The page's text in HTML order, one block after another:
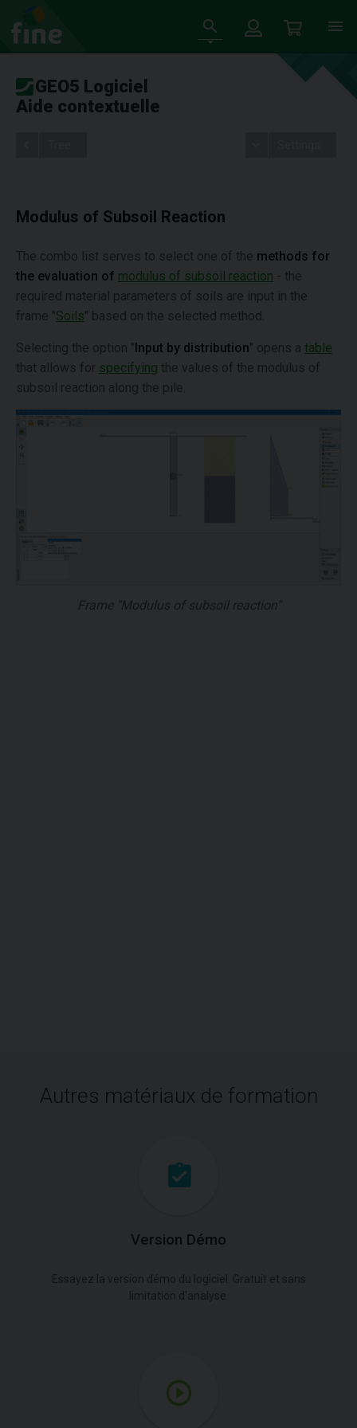
GEO5 Logiciel
Aide contextuelle
Modulus of Subsoil Reaction
The combo list serves to select one of the methods for
the evaluation of modulus of subsoil reaction - the
required material parameters of soils are input in the
frame "Soils" based on the selected method.
Selecting the option "Input by distribution" opens a table
that allows for specifying the values of the modulus of
subsoil reaction along the pile.
Frame "Modulus of subsoil reaction"
Autres matériaux de formation
Version Démo